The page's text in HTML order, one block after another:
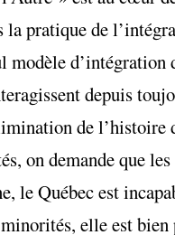
pratique de
modèle
depuis
de l’histoire
on demande que
le Québec est
elle est